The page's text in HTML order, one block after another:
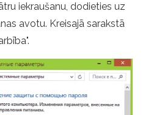
iekraušanu, dodieties uz
avotu. Kreisajā sarakstā